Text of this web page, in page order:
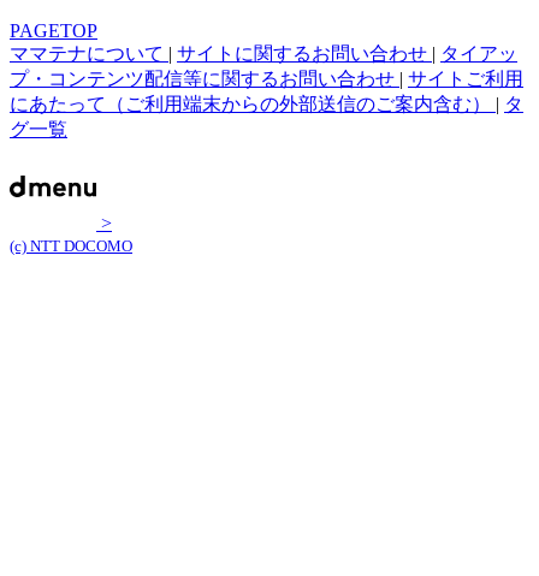
PAGETOP
ママテナについて | サイトに関するお問い合わせ | タイアッ
プ・コンテンツ配信等に関するお問い合わせ | サイトご利用
にあたって（ご利用端末からの外部送信のご案内含む） | タ
グ一覧
>
(c) NTT DOCOMO